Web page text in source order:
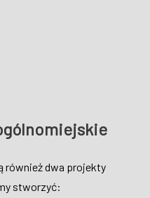
również dwa projekty
stworzyć: